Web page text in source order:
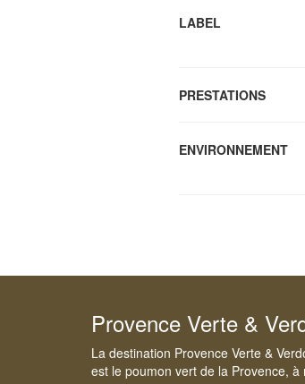
LABEL
PRESTATIONS
ENVIRONNEMENT
Provence Verte &
La destination Provence Verte &
est le poumon vert de la Provence,